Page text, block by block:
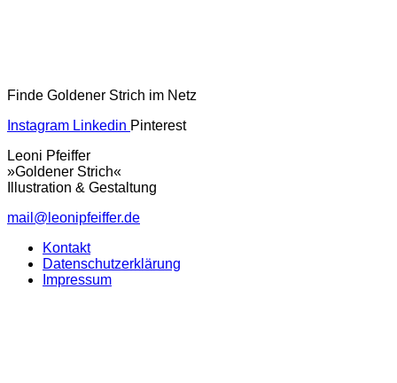
Finde Goldener Strich im Netz
Instagram Linkedin Pinterest
Leoni Pfeiffer
»Goldener Strich«
Illustration & Gestaltung
mail@leonipfeiffer.de
Kontakt
Datenschutzerklärung
Impressum